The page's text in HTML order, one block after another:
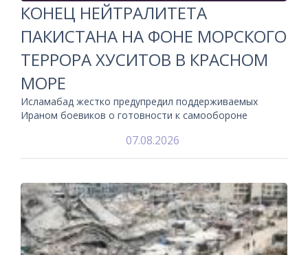
КОНЕЦ НЕЙТРАЛИТЕТА
ПАКИСТАНА НА ФОНЕ МОРСКОГО
ТЕРРОРА ХУСИТОВ В КРАСНОМ
МОРЕ
Исламабад жестко предупредил поддерживаемых
Ираном боевиков о готовности к самообороне
07.08.2026